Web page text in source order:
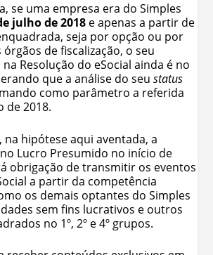
se uma empresa era do Simples
julho de 2018 e apenas a partir de
seja por opção ou por
de fiscalização, o seu
Resolução do eSocial ainda é no
que a análise do seustatus
como parâmetro a referida
de 2018.
na hipótese aqui aventada, a
Lucro Presumido no início de
obrigação de transmitir os eventos
a partir da competência
os demais optantes do Simples
sem fins lucrativos e outros
no 1º, 2º e 4º grupos.